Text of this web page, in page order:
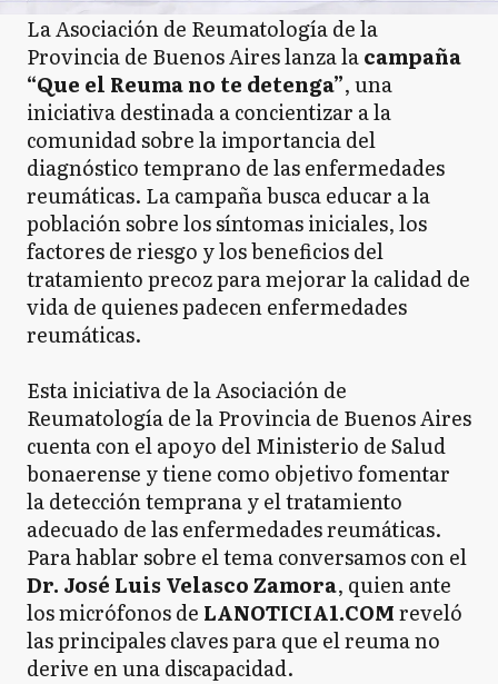
La Asociación de Reumatología de la
Provincia de Buenos Aires lanza lacampaña
“Que el Reuma no te detenga”, una
iniciativa destinada a concientizar a la
comunidad sobre la importancia del
diagnóstico temprano de las enfermedades
reumáticas. La campaña busca educar a la
población sobre los síntomas iniciales, los
factores de riesgo y los beneficios del
tratamiento precoz para mejorar la calidad de
vida de quienes padecen enfermedades
reumáticas.
Esta iniciativa de la Asociación de
Reumatología de la Provincia de Buenos Aires
cuenta con el apoyo del Ministerio de Salud
bonaerense y tiene como objetivo fomentar
la detección temprana y el tratamiento
adecuado de las enfermedades reumáticas.
Para hablar sobre el tema conversamos con el
Dr. José Luis Velasco Zamora, quien ante
los micrófonos de LANOTICIA1.COMreveló
las principales claves para que el reuma no
derive en una discapacidad.